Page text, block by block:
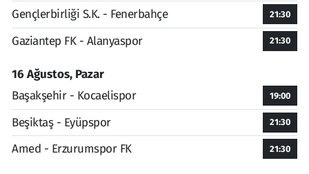
Gençlerbirliği S.K. - Fenerbahçe 21:30
Gaziantep FK - Alanyaspor 21:30
16 Ağustos, Pazar
Başakşehir - Kocaelispor
19:00
Beşiktaş - Eyüpspor 21:30
Amed - Erzurumspor FK 21:30